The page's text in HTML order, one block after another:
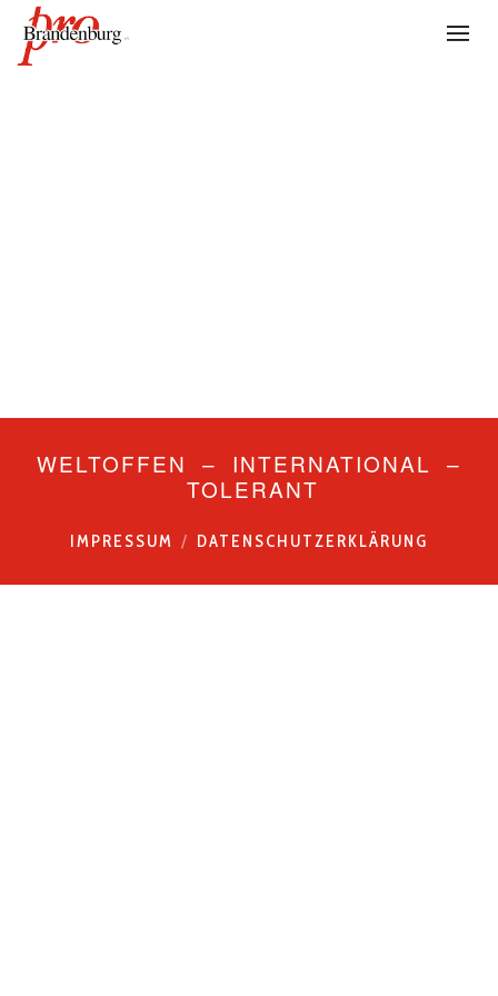
WELTOFFEN – INTERNATIONAL –
TOLERANT
IMPRESSUM DATENSCHUTZERKLÄRUNG